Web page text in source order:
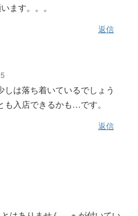
ます。。。
返信
しは落ち着いているでしょう
も入店できるかも…です。
返信